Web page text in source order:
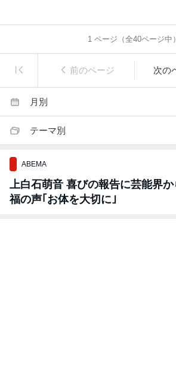
1ページ（全40ページ中）
前のページ 次の
月別
テーマ別
ABEMA
上白石萌音 喜びの報告に芸能界か
福の声｢お体を大切に｣